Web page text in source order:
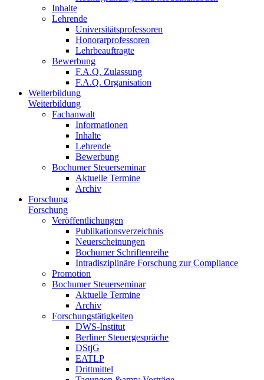
Inhalte
Lehrende
Universitätsprofessoren
Honorarprofessoren
Lehrbeauftragte
Bewerbung
F.A.Q. Zulassung
F.A.Q. Organisation
Weiterbildung
Weiterbildung
Fachanwalt
Informationen
Inhalte
Lehrende
Bewerbung
Bochumer Steuerseminar
Aktuelle Termine
Archiv
Forschung
Forschung
Veröffentlichungen
Publikationsverzeichnis
Neuerscheinungen
Bochumer Schriftenreihe
Intradisziplinäre Forschung zur Compliance
Promotion
Bochumer Steuerseminar
Aktuelle Termine
Archiv
Forschungstätigkeiten
DWS-Institut
Berliner Steuergespräche
DStjG
EATLP
Drittmittel